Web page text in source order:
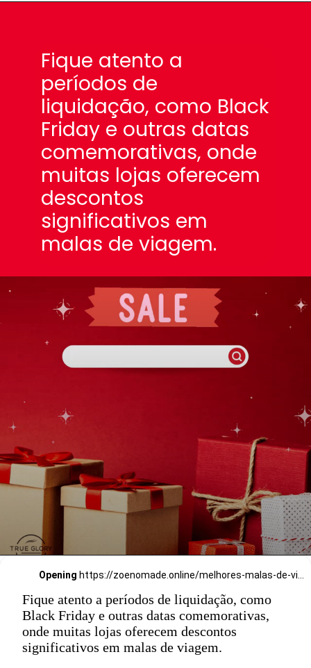
Fique atento a
períodos de
liquidação, como Black
Friday e outras datas
comemorativas, onde
muitas lojas oferecem
descontos
significativos em
malas de viagem.
Opening
Fique atento a períodos de liquidação, como
Black Friday e outras datas comemorativas,
onde muitas lojas oferecem descontos
significativos em malas de viagem.